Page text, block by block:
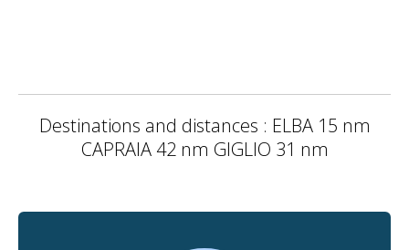
Destinations and distances : ELBA 15 nm
CAPRAIA 42 nm GIGLIO 31 nm